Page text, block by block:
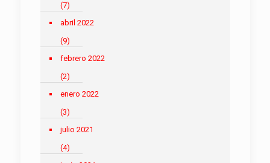
(7)
abril 2022
(9)
febrero 2022
(2)
enero 2022
(3)
julio 2021
(4)